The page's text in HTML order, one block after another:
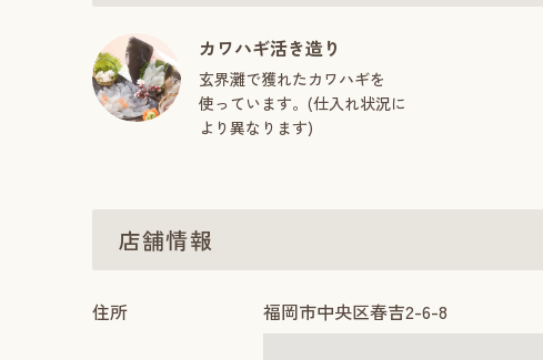
カワハギ活き造り
玄界灘で獲れたカワハギを
使っています。(仕入れ状況に
より異なります)
店舗情報
住所 福岡市中央区春吉2-6-8